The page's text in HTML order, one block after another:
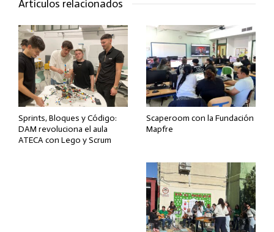
Artículos relacionados
Sprints, Bloques y Código:
DAM revoluciona el aula
ATECA con Lego y Scrum
Scaperoom con la Fundación
Mapfre